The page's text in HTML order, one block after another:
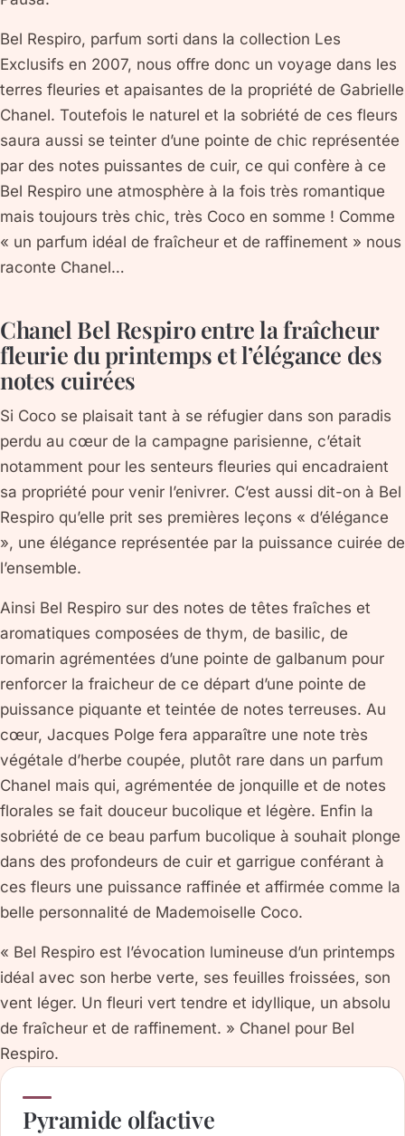
Bel Respiro, parfum sorti dans la collection Les
Exclusifs en 2007, nous offre donc un voyage dans les
terres fleuries et apaisantes de la propriété de Gabrielle
Chanel. Toutefois le naturel et la sobriété de ces fleurs
saura aussi se teinter d’une pointe de chic représentée
par des notes puissantes de cuir, ce qui confère à ce
Bel Respiro une atmosphère à la fois très romantique
mais toujours très chic, très Coco en somme ! Comme
« un parfum idéal de fraîcheur et de raffinement » nous
raconte Chanel…
Chanel Bel Respiro entre la fraîcheur
fleurie du printemps et l’élégance des
notes cuirées
Si Coco se plaisait tant à se réfugier dans son paradis
perdu au cœur de la campagne parisienne, c’était
notamment pour les senteurs fleuries qui encadraient
sa propriété pour venir l’enivrer. C’est aussi dit-on à Bel
Respiro qu’elle prit ses premières leçons « d’élégance
», une élégance représentée par la puissance cuirée de
l’ensemble.
Ainsi Bel Respiro sur des notes de têtes fraîches et
aromatiques composées de thym, de basilic, de
romarin agrémentées d’une pointe de galbanum pour
renforcer la fraicheur de ce départ d’une pointe de
puissance piquante et teintée de notes terreuses. Au
cœur, Jacques Polge fera apparaître une note très
végétale d’herbe coupée, plutôt rare dans un parfum
Chanel mais qui, agrémentée de jonquille et de notes
florales se fait douceur bucolique et légère. Enfin la
sobriété de ce beau parfum bucolique à souhait plonge
dans des profondeurs de cuir et garrigue conférant à
ces fleurs une puissance raffinée et affirmée comme la
belle personnalité de Mademoiselle Coco.
« Bel Respiro est l’évocation lumineuse d’un printemps
idéal avec son herbe verte, ses feuilles froissées, son
vent léger. Un fleuri vert tendre et idyllique, un absolu
de fraîcheur et de raffinement. » Chanel pour Bel
Respiro.
Pyramide olfactive